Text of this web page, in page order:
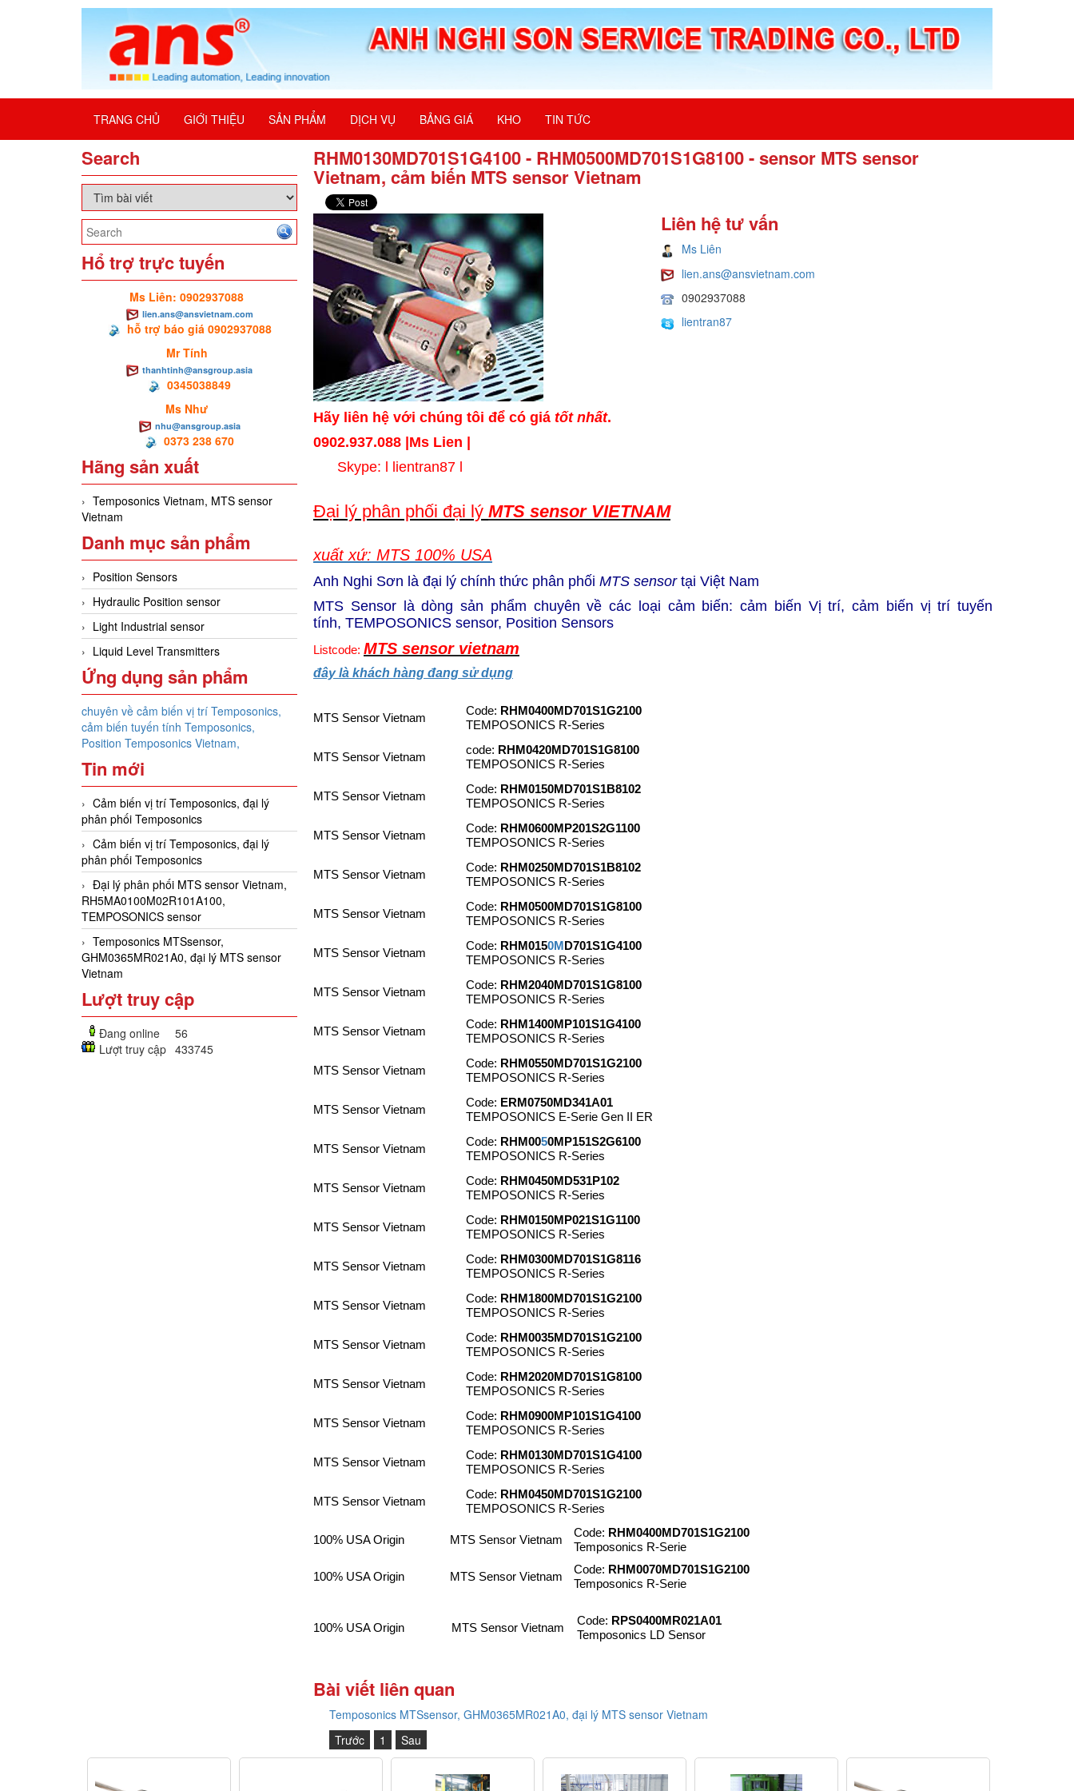
TRANG CHỦ GIỚI THIỆU SẢN PHẨM DỊCH VỤ BẢNG GIÁ KHO TIN TỨC
Search
Hổ trợ trực tuyến
Ms Liên: 0902937088
lien.ans@ansvietnam.com
hỗ trợ báo giá 0902937088
Mr Tính
thanhtinh@ansgroup.asia
0345038849
Ms Như
nhu@ansgroup.asia
0373 238 670
Hãng sản xuất
Temposonics Vietnam, MTS sensor
Vietnam
Danh mục sản phẩm
Position Sensors
Hydraulic Position sensor
Light Industrial sensor
Liquid Level Transmitters
Ứng dụng sản phẩm
chuyên về cảm biến vị trí Temposonics,
cảm biến tuyến tính Temposonics,
Position Temposonics Vietnam,
Tin mới
Cảm biến vị trí Temposonics, đại lý
phân phối Temposonics
Cảm biến vị trí Temposonics, đại lý
phân phối Temposonics
Đại lý phân phối MTS sensor Vietnam,
RH5MA0100M02R101A100,
TEMPOSONICS sensor
Temposonics MTSsensor,
GHM0365MR021A0, đại lý MTS sensor
Vietnam
Lượt truy cập
Đang online
56
Lượt truy cập 433745
RHM0130MD701S1G4100 - RHM0500MD701S1G8100 - sensor MTS sensor
Vietnam, cảm biến MTS sensor Vietnam
Liên hệ tư vấn
Ms Liên
lien.ans@ansvietnam.com
0902937088
lientran87
Hãy liên hệ với chúng tôi để có giá tốt nhất.
0902.937.088 | Ms Lien
Skype: l lientran87 l
Đại lý phân phối đại lý MTS sensor VIETNAM
xuất xứ: MTS 100% USA
Anh Nghi Sơn là đại lý chính thức phân phối MTS sensor tại Việt Nam
MTS Sensor là dòng sản phẩm chuyên về các loại cảm biến: cảm biến Vị trí, cảm biến vị trí tuyến
tính, TEMPOSONICS sensor, Position Sensors
Listcode: MTS sensor vietnam
đây là khách hàng đang sử dụng
MTS Sensor Vietnam
Code: RHM0400MD701S1G2100
TEMPOSONICS R-Series
MTS Sensor Vietnam
code: RHM0420MD701S1G8100
TEMPOSONICS R-Series
MTS Sensor Vietnam
Code: RHM0150MD701S1B8102
TEMPOSONICS R-Series
MTS Sensor Vietnam
Code: RHM0600MP201S2G1100
TEMPOSONICS R-Series
MTS Sensor Vietnam
Code: RHM0250MD701S1B8102
TEMPOSONICS R-Series
MTS Sensor Vietnam
Code: RHM0500MD701S1G8100
TEMPOSONICS R-Series
MTS Sensor Vietnam
Code: RHM0150M D701S1G4100
TEMPOSONICS R-Series
MTS Sensor Vietnam
Code: RHM2040MD701S1G8100
TEMPOSONICS R-Series
MTS Sensor Vietnam
Code: RHM1400MP101S1G4100
TEMPOSONICS R-Series
MTS Sensor Vietnam
Code: RHM0550MD701S1G2100
TEMPOSONICS R-Series
MTS Sensor Vietnam
Code: ERM0750MD341A01
TEMPOSONICS E-Serie Gen II ER
MTS Sensor Vietnam
Code: RHM0050MP151S2G6100
TEMPOSONICS R-Series
MTS Sensor Vietnam
Code: RHM0450MD531P102
TEMPOSONICS R-Series
MTS Sensor Vietnam
Code: RHM0150MP021S1G1100
TEMPOSONICS R-Series
MTS Sensor Vietnam
Code: RHM0300MD701S1G8116
TEMPOSONICS R-Series
MTS Sensor Vietnam
Code: RHM1800MD701S1G2100
TEMPOSONICS R-Series
MTS Sensor Vietnam
Code: RHM0035MD701S1G2100
TEMPOSONICS R-Series
MTS Sensor Vietnam
Code: RHM2020MD701S1G8100
TEMPOSONICS R-Series
MTS Sensor Vietnam
Code: RHM0900MP101S1G4100
TEMPOSONICS R-Series
MTS Sensor Vietnam
Code: RHM0130MD701S1G4100
TEMPOSONICS R-Series
MTS Sensor Vietnam
Code: RHM0450MD701S1G2100
TEMPOSONICS R-Series
100% USA Origin MTS Sensor Vietnam
Code: RHM0400MD701S1G2100
Temposonics R-Serie
100% USA Origin MTS Sensor Vietnam
Code: RHM0070MD701S1G2100
Temposonics R-Serie
100% USA Origin MTS Sensor Vietnam
Code: RPS0400MR021A01
Temposonics LD Sensor
Bài viết liên quan
Temposonics MTSsensor, GHM0365MR021A0, đại lý MTS sensor Vietnam
Trước
1 Sau